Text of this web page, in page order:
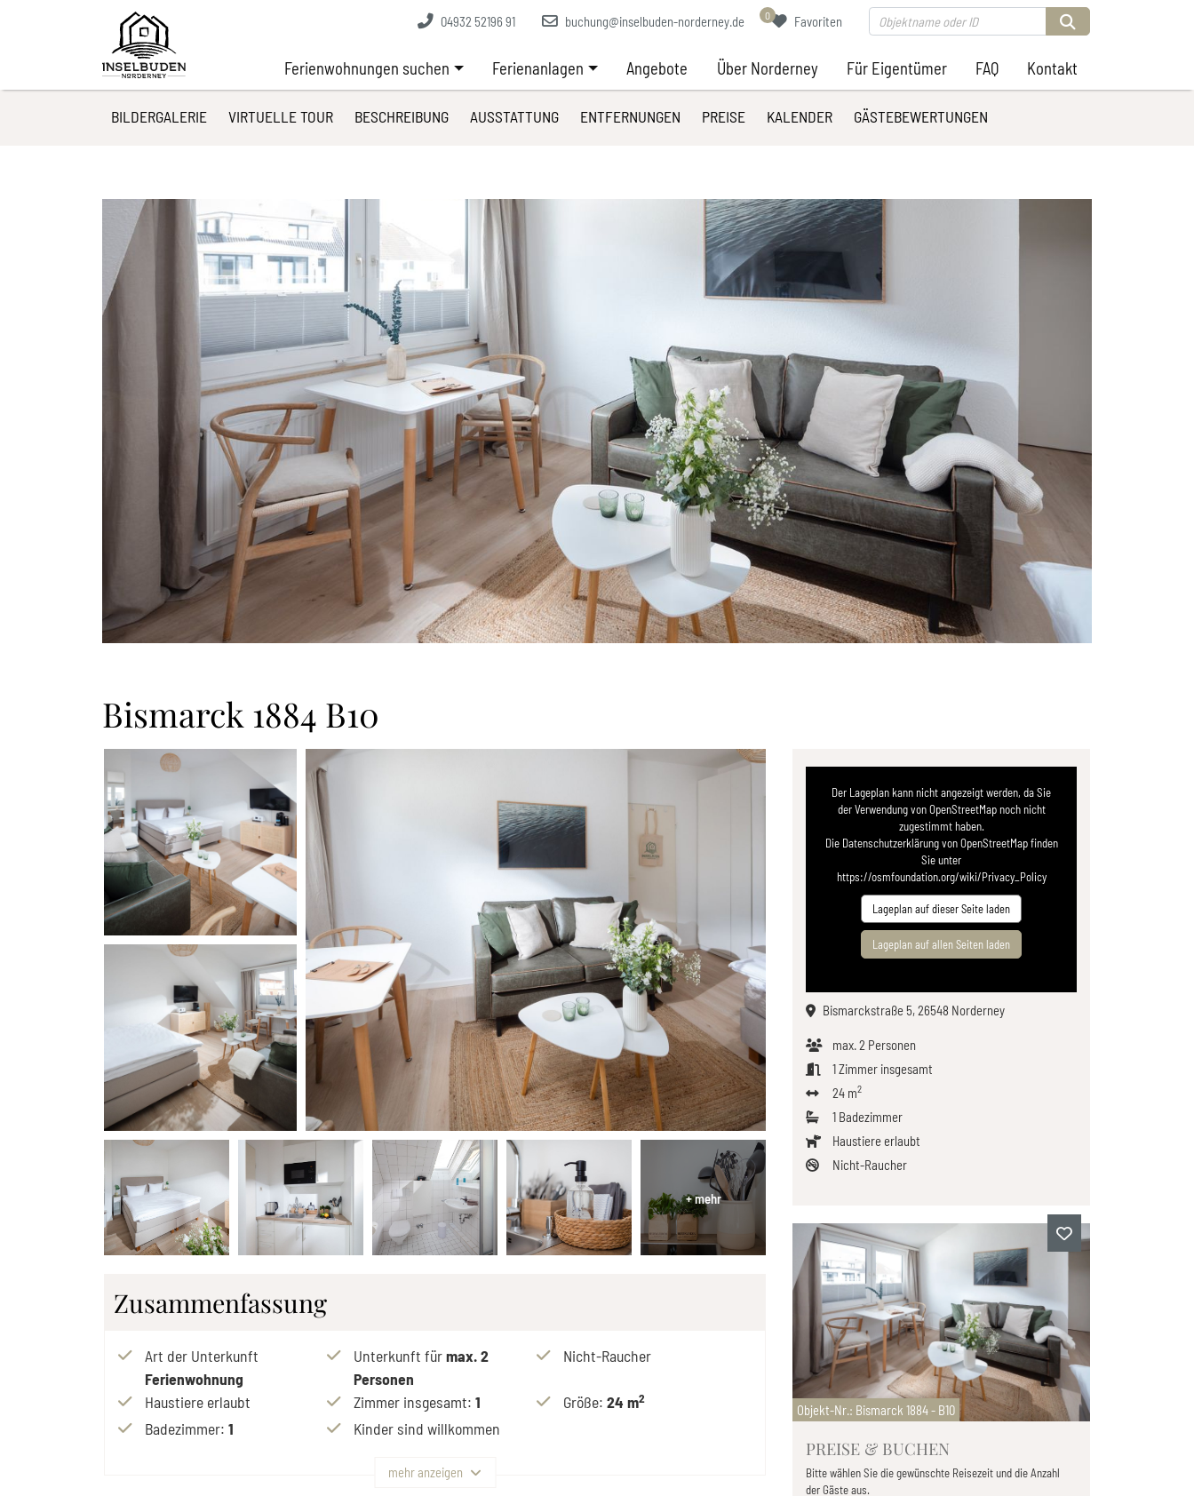
04932 52196 91 buchung@inselbuden-norderney.de 0 Favoriten
Ferienwohnungen suchen Ferienanlagen Angebote Über Norderney Für Eigentümer FAQ Kontakt
BILDERGALERIE VIRTUELLE TOUR BESCHREIBUNG AUSSTATTUNG ENTFERNUNGEN PREISE KALENDER GÄSTEBEWERTUNGEN
Bismarck 1884 B10
Zusammenfassung
Art der Unterkunft
Ferienwohnung
Unterkunft fürmax.2
Personen
Nicht-Raucher
Haustiere erlaubt Zimmer insgesamt:1 Größe: 24 m2
Badezimmer: 1 Kinder sind willkommen
mehr anzeigen
Der Lageplan kann nicht angezeigt werden, da Sie
der Verwendung von OpenStreetMap noch nicht
zugestimmt haben.
Die Datenschutzerklärung von OpenStreetMap finden
Sie unter
https://osmfoundation.org/wiki/Privacy_Policy
Lageplan auf dieser Seite laden
Lageplan auf allen Seiten laden
Bismarckstraße 5, 26548 Norderney
max. 2 Personen
1Zimmer insgesamt
24 m2
1 Badezimmer
Haustiere erlaubt
Nicht-Raucher
Objekt-Nr.: Bismarck 1884 - B10
PREISE & BUCHEN
Bitte wählen Sie die gewünschte Reisezeit und die Anzahl
der Gäste aus.